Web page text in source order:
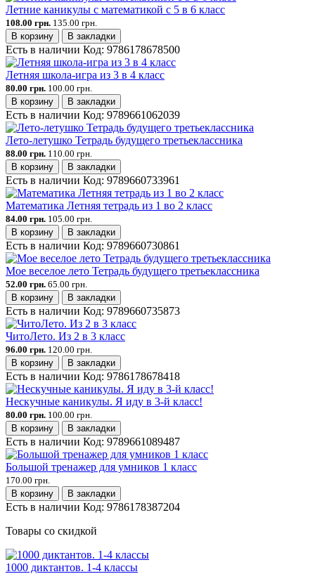
Летние каникулы с математикой с 5 в 6 класс
108.00 грн. 135.00 грн.
В корзину
В закладки
Есть в наличии Код: 9786178678500
Летняя школа-игра из 3 в 4 класс
80.00 грн. 100.00 грн.
В корзину
В закладки
Есть в наличии Код: 9789661062039
Лето-летушко Тетрадь будущего третьеклассника
88.00 грн. 110.00 грн.
В корзину
В закладки
Есть в наличии Код: 9789660733961
Математика Летняя тетрадь из 1 во 2 класс
84.00 грн. 105.00 грн.
В корзину
В закладки
Есть в наличии Код: 9789660730861
Мое веселое лето Тетрадь будущего третьеклассника
52.00 грн. 65.00 грн.
В корзину
В закладки
Есть в наличии Код: 9789660735873
ЧитоЛето. Из 2 в 3 класс
96.00 грн. 120.00 грн.
В корзину
В закладки
Есть в наличии Код: 9786178678418
Нескучные каникулы. Я иду в 3-й класс!
80.00 грн. 100.00 грн.
В корзину
В закладки
Есть в наличии Код: 9789661089487
Большой тренажер для умников 1 класс
170.00 грн.
В корзину
В закладки
Есть в наличии Код: 9786178387204
Товары со скидкой
1000 диктантов. 1-4 классы